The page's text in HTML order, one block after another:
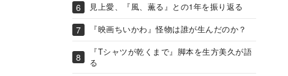
見上愛、『風、薫る』との1年を振り返る
『映画ちいかわ』怪物は誰が生んだのか？
『Tシャツが乾くまで』脚本を生方美久が語
る